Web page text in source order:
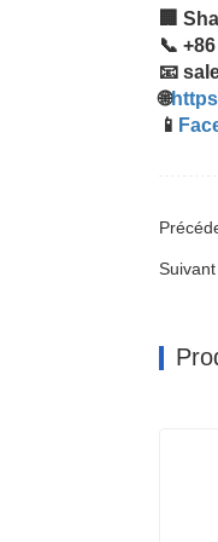
🏢
📞
📧
🌐
📱